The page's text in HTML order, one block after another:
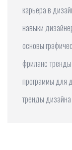
карьера в
навыки
основы
фриланс
программы для
тренды